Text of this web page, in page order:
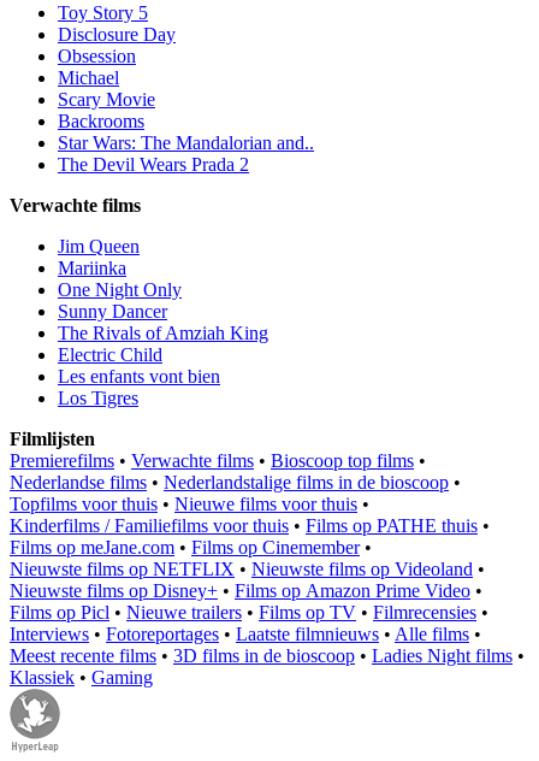
Toy Story 5
Disclosure Day
Obsession
Michael
Scary Movie
Backrooms
Star Wars: The Mandalorian and..
The Devil Wears Prada 2
Verwachte films
Jim Queen
Mariinka
One Night Only
Sunny Dancer
The Rivals of Amziah King
Electric Child
Les enfants vont bien
Los Tigres
Filmlijsten
Premierefilms • Verwachte films • Bioscoop top films •
Nederlandse films • Nederlandstalige films in de bioscoop •
Topfilms voor thuis • Nieuwe films voor thuis •
Kinderfilms / Familiefilms voor thuis • Films op PATHE thuis •
Films op meJane.com • Films op Cinemember•
Nieuwste films op NETFLIX • Nieuwste films op Videoland •
Nieuwste films op Disney+ • Films op Amazon Prime Video •
Films op Picl • Nieuwe trailers • Films op TV • Filmrecensies •
Interviews • Fotoreportages • Laatste filmnieuws • Alle films •
Meest recente films • 3D films in de bioscoop • Ladies Night films •
Klassiek • Gaming